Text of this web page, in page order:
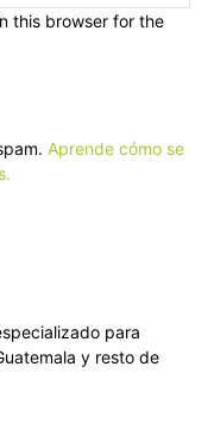
this browser for the
Aprende cómo se
para
y resto de